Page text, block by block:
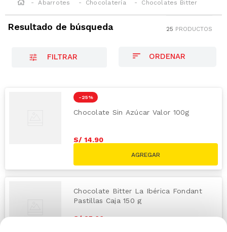
Abarrotes Chocolatería Chocolates Bitter
Resultado de búsqueda 25 PRODUCTOS
FILTRAR
-25 %
Chocolate Sin Azúcar Valor 100g
S/ 14.90
Chocolate Bitter La Ibérica Fondant
Pastillas Caja 150 g
S/ 25.00